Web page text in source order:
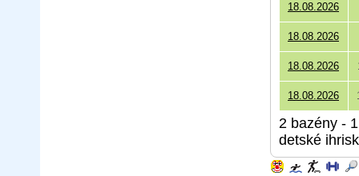
18.08.2026
18.08.2026
18.08.2026
18.08.2026
2 bazény -
detské